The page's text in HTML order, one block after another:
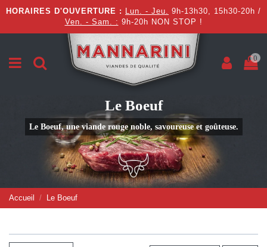
HORAIRES D'OUVERTURE : Lun. - Jeu. 9h-13h30, 15h30-20h /
Ven. - Sam. : 9h-20h NON STOP !
0
Le Boeuf
Le Boeuf, une viande rouge noble, savoureuse et goûteuse.
Accueil Le Boeuf